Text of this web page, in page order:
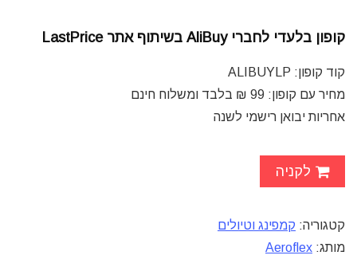
קופון בלעדי לחברי AliBuy בשיתוף אתר LastPrice
קוד קופון: ALIBUYLP
מחיר עם קופון: 99
₪ בלבד ומשלוח חינם
אחריות יבואן רישמי לשנה
לקניה
קטגוריה: קמפינג וטיולים
מותג: Aeroflex